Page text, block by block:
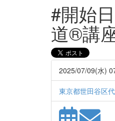
#開始
道®講
2025/07/09(水)
東京都世田谷区